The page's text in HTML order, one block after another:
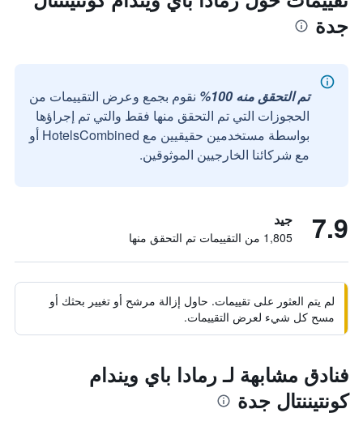
جدة
تم التحقق منه 100%
نقوم بجمع وعرض التقييمات من
الحجوزات التي تم التحقق منها فقط والتي تم إجراؤها
بواسطة مستخدمين حقيقيين مع HotelsCombined أو
مع شركائنا الخارجيين الموثوقين.
7.9 جيد
1,805 من التقييمات تم التحقق منها
لم يتم العثور على تقييمات. حاول إزالة مرشح أو تغيير بحثك أو
مسح كل شيء لعرض التقييمات.
فنادق مشابهة لـ رمادا باي ويندام
كونتيننتال جدة